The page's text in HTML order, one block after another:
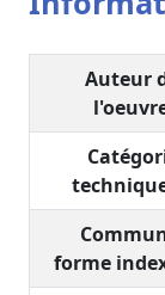
Auteur
forme